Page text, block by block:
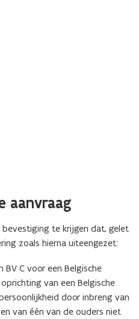
aanvraag
te krijgen dat, gelet
zoals hierna uiteengezet:
BV C voor een Belgische
van een Belgische
door inbreng van
van één van de ouders niet